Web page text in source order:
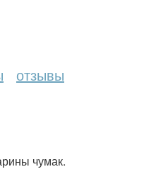
отзывы
чумак.